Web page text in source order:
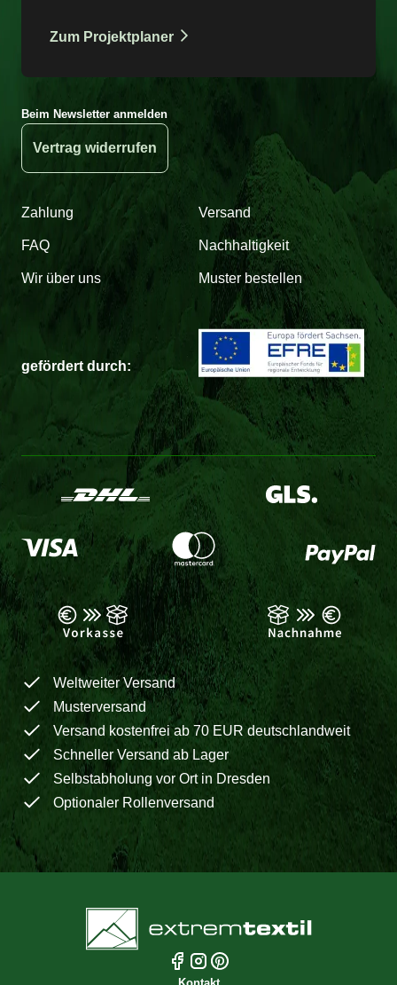
Zum Projektplaner
Beim Newsletter anmelden
Vertrag widerrufen
Zahlung Versand
FAQ Nachhaltigkeit
Wir über uns Muster bestellen
gefördert durch:
Weltweiter Versand
Musterversand
Versand kostenfrei ab 70 EUR deutschlandweit
Schneller Versand ab Lager
Selbstabholung vor Ort in Dresden
Optionaler Rollenversand